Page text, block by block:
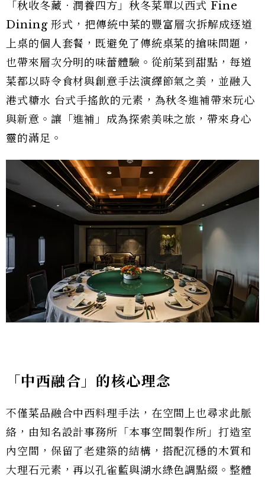
「秋收冬藏．潤養四方」秋冬菜單以西式 Fine
Dining 形式，把傳統中菜的豐富層次拆解成逐道
上桌的個人套餐，既避免了傳統桌菜的搶味問題，
也帶來層次分明的味蕾體驗。從前菜到甜點，每道
菜都以時令食材與創意手法演繹節氣之美，並融入
港式糖水 台式手搖飲的元素，為秋冬進補帶來玩心
與新意。讓「進補」成為探索美味之旅，帶來身心
靈的滿足。
「中西融合」的核心理念
不僅菜品融合中西料理手法，在空間上也尋求此脈
絡，由知名設計事務所「本事空間製作所」打造室
內空間，保留了老建築的結構，搭配沉穩的木質和
大理石元素，再以孔雀藍與湖水綠色調點綴。整體